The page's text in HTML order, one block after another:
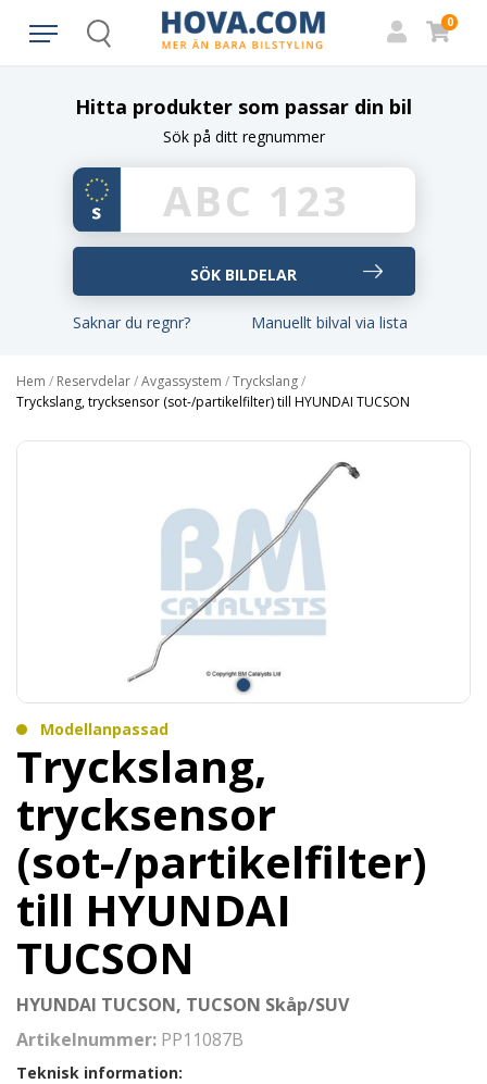
Search
0
Hitta produkter som passar din bil
Sök på ditt regnummer
Saknar du regnr? Manuellt bilval via lista
Hem / Reservdelar/Avgassystem /Tryckslang/
Tryckslang, trycksensor (sot-/partikelfilter) till HYUNDAI TUCSON
Modellanpassad
Tryckslang,
trycksensor
(sot-/partikelfilter)
till HYUNDAI
TUCSON
HYUNDAI TUCSON, TUCSON Skåp/SUV
Artikelnummer: PP11087B
Teknisk information: